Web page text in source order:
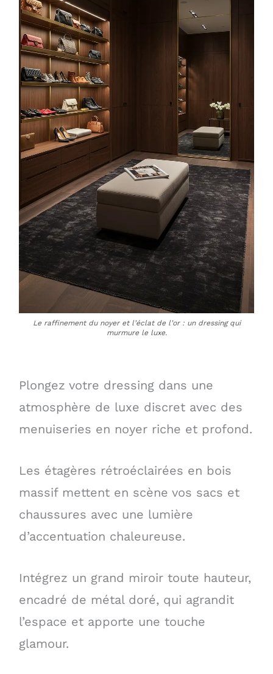
Le raffinement du noyer et l’éclat de l’or : un dressing qui
murmure le luxe.
Plongez votre dressing dans une
atmosphère de luxe discret avec des
menuiseries en noyer riche et profond.
Les étagères rétroéclairées en bois
massif mettent en scène vos sacs et
chaussures avec une lumière
d’accentuation chaleureuse.
Intégrez un grand miroir toute hauteur,
encadré de métal doré, qui agrandit
l’espace et apporte une touche
glamour.